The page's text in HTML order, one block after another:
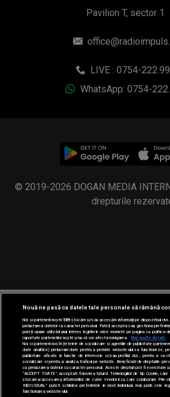
Pavilion T, sector 1
LIVE : 0754-
WhatsApp: 0754-
© 2019-2026 DOGAN MEDIA
drepturile
Nouă ne pasă ca datele tale personale să rămână
Noi și partenerii noștri589stocăm și/sau accesăm informații pe dispozitivul
prelucrarea datelor cu caracter personal. Puteți accepta sau gestiona
puteți opune utilizării unui interes legitim în orice moment pe pagina cu
raportate partenerilor noștri și nu vă vor afecta navigarea.
Mai multe detalii
Noi si partenerii nostri (retelele de socializare si agentiile de publicitate
date analitice) prelucram date pentru a permite website-ului sa functioneze,
publicitare afisate in functie de interesele si/sau profilul dvs., pentru a va
socializare si pentru a analiza traficul pe website. Beneficiati de drepturile
cu prelucrarea datelor cu caracter personal. Aceste drepturi pot fi exercitate
“ACCEPT TOATE”, acceptati folosirea tuturor Tehnologiilor de tip Cookie, care
stocarea/accesarea informatiilor de catre Vendor-ii cu care colaboram. Prin
INDIVIDUAL” puteti schimba preferintele in mod individual, mai putin cele
functionarea website-ului.